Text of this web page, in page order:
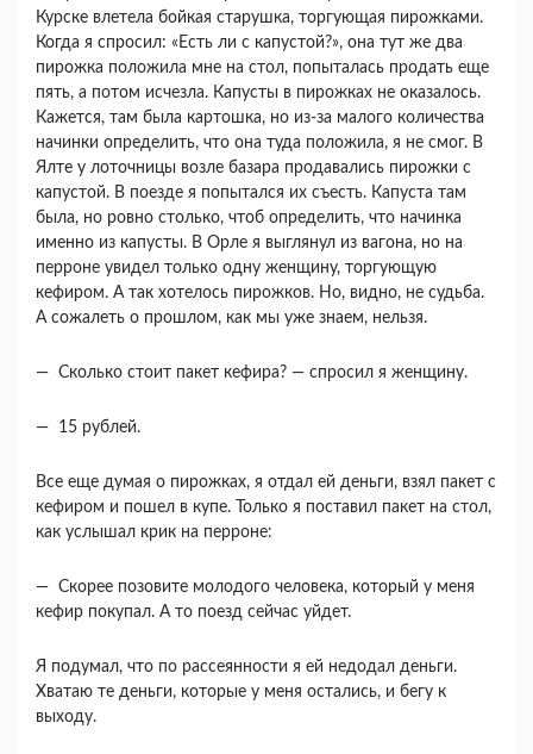
Курске влетела бойкая ста­рушка, торгующая пирожками.
Когда я спросил: «Есть ли с капустой?», она тут же два
пирожка по­ложила мне на стол, попыталась продать еще
пять, а потом исчезла. Капусты в пирожках не оказалось.
Кажется, там была картошка, но из-за малого ко­личества
начинки определить, что она туда поло­жила, я не смог. В
Ялте у лоточницы возле базара продавались пирожки с
капустой. В поезде я по­пытался их съесть. Капуста там
была, но ровно столько, чтоб определить, что начинка
именно из капусты. В Орле я выглянул из вагона, но на
пер­роне увидел только одну женщину, торгующую
кефиром. А так хотелось пирожков. Но, видно, не судьба.
А сожалеть о прошлом, как мы уже знаем, нельзя.
— Сколько стоит пакет кефира? — спросил я женщину.
— 15 рублей.
Все еще думая о пирожках, я отдал ей деньги, взял пакет с
кефиром и пошел в купе. Только я поставил пакет на стол,
как услышал крик на пер­роне:
— Скорее позовите молодого человека, кото­рый у меня
кефир покупал. А то поезд сейчас уйдет.
Я подумал, что по рассеянности я ей недодал деньги.
Хватаю те деньги, которые у меня оста­лись, и бегу к
выходу.